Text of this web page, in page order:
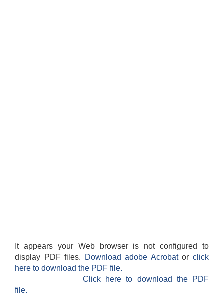
It appears your Web browser is not configured to
display PDF files.
Download adobe Acrobatorclick
here to download the PDF file.
Click here to download the PDF
file.